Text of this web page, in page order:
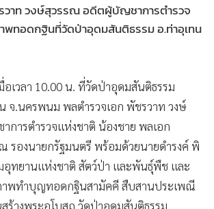
วาท วงษ์สุวรรณ อดีตผู้บัญชาการตำรวจ
พทอดกฐินที่วัดป่าอุดมสันติธรรม อ.ท่าอุเทน
อเวลา 10.00 น. ที่วัดป่าอุดมสันติธรรม
จ.นครพนม พลตำรวจเอก พัชรวาท วงษ์
ารตำรวจแห่งชาติ น้องชาย พลเอก
รองนายกรัฐมนตรี พร้อมด้วยนายดำรงค์ พิ
อุทยานแห่งชาติ สัตว์ป่า และพันธุ์พืช และ
าพทำบุญทอดกฐินสามัคคี สืบสานประเพณี
ร้างพระอุโบสถ วัดป่าอุดมสันติธรรม